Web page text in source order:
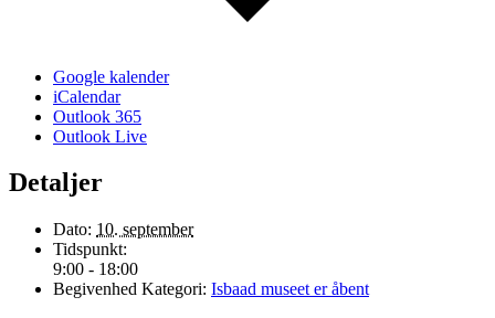
Google kalender
iCalendar
Outlook 365
Outlook Live
Detaljer
Dato: 10. september
Tidspunkt:
9:00 - 18:00
Begivenhed Kategori: Isbaad museet er åbent